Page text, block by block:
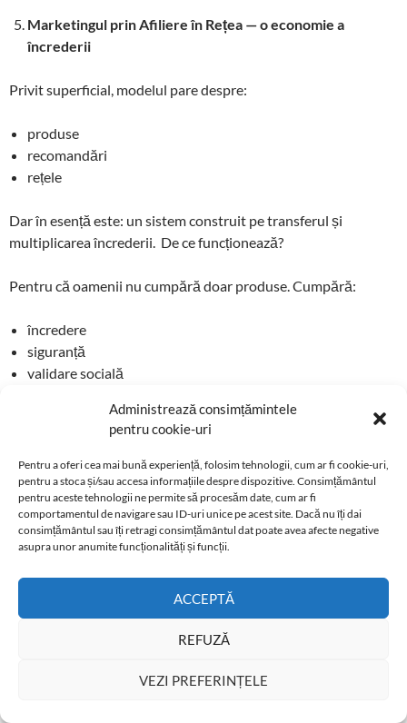
Administrează consimțămintele
pentru cookie-uri
Pentru a oferi cea mai bună experiență, folosim tehnologii, cum ar fi cookie-uri,
pentru a stoca și/sau accesa informațiile despre dispozitive. Consimțământul
pentru aceste tehnologii ne permite să procesăm date, cum ar fi
comportamentul de navigare sau ID-uri unice pe acest site. Dacă nu îți dai
consimțământul sau îți retragi consimțământul dat poate avea afecte negative
asupra unor anumite funcționalități și funcții.
ACCEPTĂ
REFUZĂ
VEZI PREFERINȚELE
Marketingul prin Afiliere în Rețea — o economie a
încrederii
Privit superficial, modelul pare despre:
produse
recomandări
rețele
Dar în esență este: un sistem construit pe transferul și
multiplicarea încrederii. De ce funcționează?
Pentru că oamenii nu cumpără doar produse. Cumpără:
încredere
siguranță
validare socială
Și această încredere circulă prin rețea.
De ce nu poți „forța” o rețea sănătoasă
Mulți încearcă să accelereze rezultatele prin:
presiune
Rezultatul? Creștere rapidă… urmată de prăbușire.
Pentru că: încrederea nu poate fi grăbită, poate fi doar